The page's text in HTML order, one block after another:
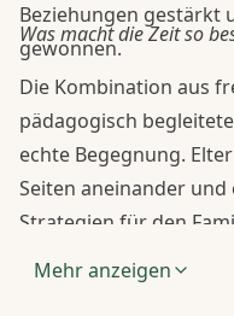
Beziehungen gestärkt
gewonnen.
Was macht die Zeit so
Die Kombination aus
pädagogisch
echte Begegnung.
Seiten aneinander
Strategien für den
Mehr anzeigen